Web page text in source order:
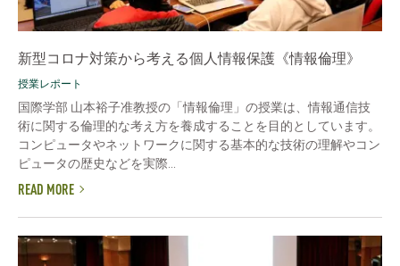
新型コロナ対策から考える個人情報保護《情報倫理》
授業レポート
国際学部 山本裕子准教授の「情報倫理」の授業は、情報通信技
術に関する倫理的な考え方を養成することを目的としています。
コンピュータやネットワークに関する基本的な技術の理解やコン
ピュータの歴史などを実際...
READ MORE